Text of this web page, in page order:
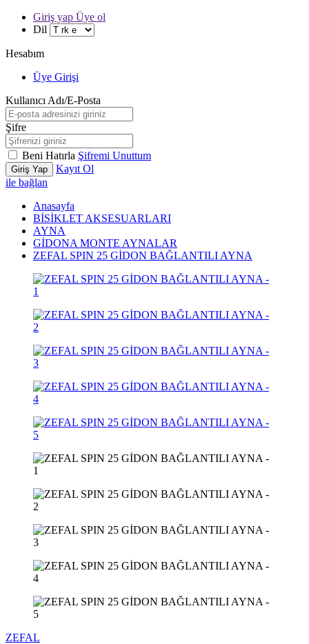
Giriş yap Üye ol
Dil
Hesabım
Üye Girişi
Kullanıcı Adı/E-Posta
Şifre
Beni Hatırla Şifremi Unuttum
Giriş Yap
Kayıt Ol
ile bağlan
Anasayfa
BİSİKLET AKSESUARLARI
AYNA
GİDONA MONTE AYNALAR
ZEFAL SPIN 25 GİDON BAĞLANTILI AYNA
ZEFAL